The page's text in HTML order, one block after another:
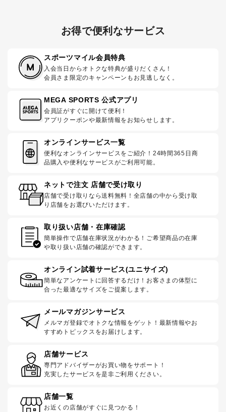
お得で便利なサービス
スポーツマイル会員特典
入会当日からオトクな特典が盛りだくさん！
会員さま限定のキャンペーンもお見逃しなく。
MEGA SPORTS 公式アプリ
会員証がすぐに開けて便利！
アプリクーポンや最新情報をお知らせします。
オンラインサービス一覧
便利なオンラインサービスをご紹介！24時間365日商
品購入や便利なサービスがご利用可能。
ネットで注文 店舗で受け取り
店舗で受け取りなら送料無料！全店舗の中から受け取
り店舗をお選びいただけます。
取り扱い店舗・在庫確認
簡単操作で店舗在庫状況がわかる！ご希望商品の在庫
や取り扱い店舗の確認ができます。
オンライン試着サービス(ユニサイズ)
簡単なアンケートに回答するだけ！お客さまの体型に
合った最適なサイズをご提案します。
メールマガジンサービス
メルマガ登録でオトクな情報をゲット！最新情報やお
すすめトピックスをお届けします。
店舗サービス
専門アドバイザーがお買い物をサポート！
充実したサービスを是非ご利用ください。
店舗一覧
お近くの店舗がすぐに見つかる！